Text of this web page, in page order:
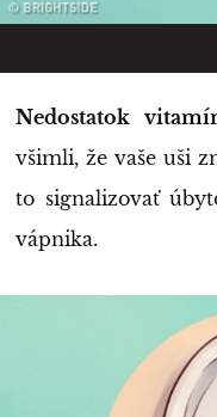
Nedostatok
všimli, že vaše uši
to signalizovať
vápnika.